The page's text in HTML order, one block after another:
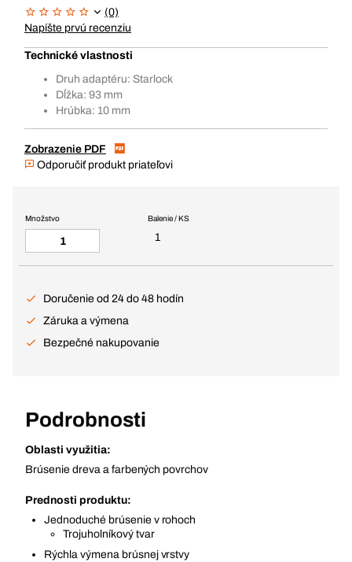
(0)
Napíšte prvú recenziu
Technické vlastnosti
Druh adaptéru: Starlock
Dĺžka: 93 mm
Hrúbka: 10 mm
Zobrazenie PDF
Odporučiť produkt priateľovi
Balenie / KS
1
Množstvo
Doručenie od 24 do 48 hodín
Záruka a výmena
Bezpečné nakupovanie
Podrobnosti
Oblasti využitia:
Brúsenie dreva a farbených povrchov
Prednosti produktu:
Jednoduché brúsenie v rohoch
Trojuholníkový tvar
Rýchla výmena brúsnej vrstvy